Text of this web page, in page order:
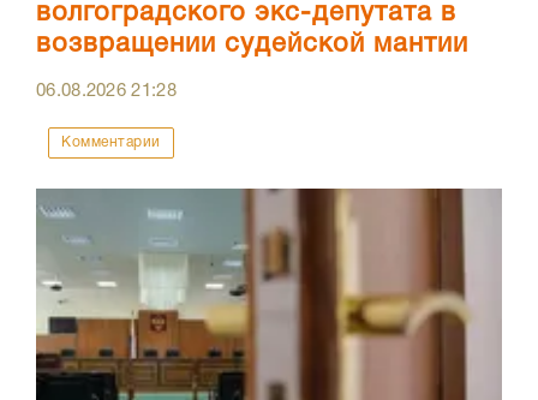
волгоградского экс-депутата в
возвращении судейской мантии
06.08.202621:28
Комментарии